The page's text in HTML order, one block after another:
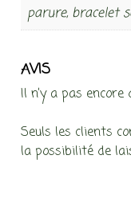
parure, bracelet
AVIS
Il n’y a pas encore
Seuls les clients
la possibilité de